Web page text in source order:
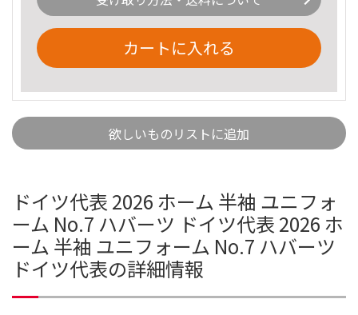
カートに入れる
欲しいものリストに追加
ドイツ代表 2026 ホーム 半袖 ユニフォ
ーム No.7 ハバーツ ドイツ代表 2026 ホ
ーム 半袖 ユニフォーム No.7 ハバーツ
ドイツ代表の詳細情報